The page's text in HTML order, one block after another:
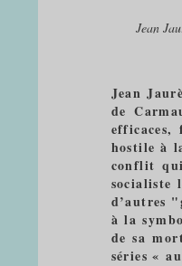
Jean
Jean
de
efficaces,
hostile à
conflit
socialiste
d’autres
à la
de sa
séries «